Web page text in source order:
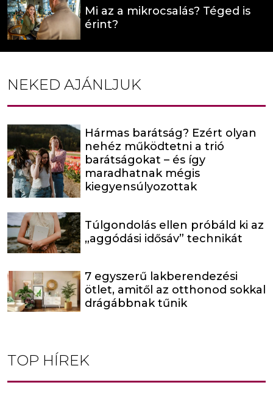
Mi az a mikrocsalás? Téged is
érint?
NEKED AJÁNLJUK
Hármas barátság? Ezért olyan
nehéz működtetni a trió
barátságokat – és így
maradhatnak mégis
kiegyensúlyozottak
Túlgondolás ellen próbáld ki az
„aggódási idősáv” technikát
7 egyszerű lakberendezési
ötlet, amitől az otthonod sokkal
drágábbnak tűnik
TOP HÍREK